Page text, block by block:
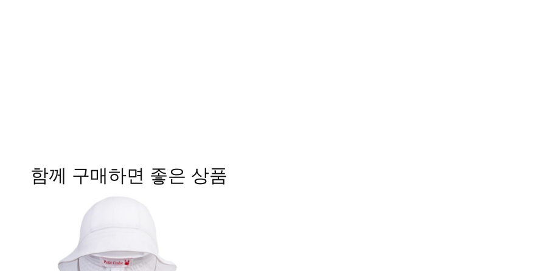
함께 구매하면 좋은 상품